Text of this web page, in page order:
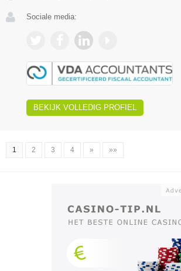
Sociale media:
BEKIJK VOLLEDIG PROFIEL
1 2 3 4 » »»